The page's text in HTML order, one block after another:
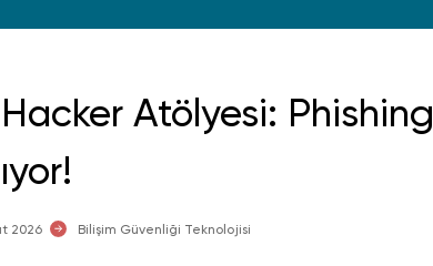
Atölyesi:
2026 Bilişim Güvenliği Teknolojisi